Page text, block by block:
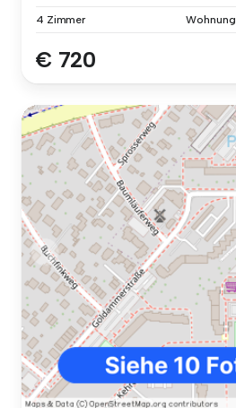
4 Zimmer Wohnung
€ 720